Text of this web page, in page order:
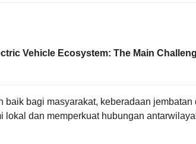
Vehicle Ecosystem: The Main
baik bagi masyarakat, keberadaan jembatan
lokal dan memperkuat hubungan